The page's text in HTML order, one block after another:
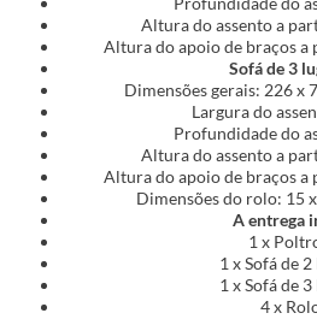
Altura do assento a
Altura do apoio de braços a
Sofá de 3
Dimensões gerais: 226 x
Largura do
Profundidade do
Altura do assento a
Altura do apoio de braços a
Dimensões do rolo: 15
A entrega
1 x
1 x Sofá de
1 x Sofá de
4 x